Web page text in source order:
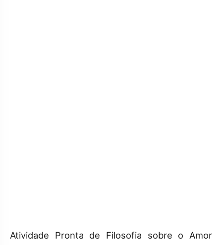
Atividade Pronta de Filosofia sobre o Amor